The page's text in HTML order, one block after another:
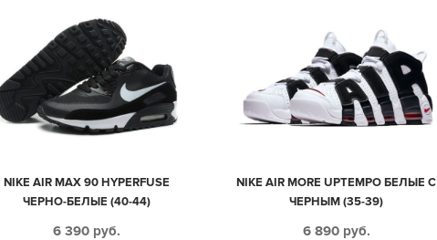
NIKE AIR MAX 90 HYPERFUSE
ЧЕРНО-БЕЛЫЕ (40-44)
6 390 руб.
NIKE AIR MORE UPTEMPO БЕЛЫЕ С
ЧЕРНЫМ (35-39)
6 890 руб.